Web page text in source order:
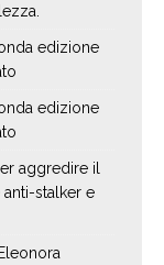
edizione
edizione
aggredire il
stalker e